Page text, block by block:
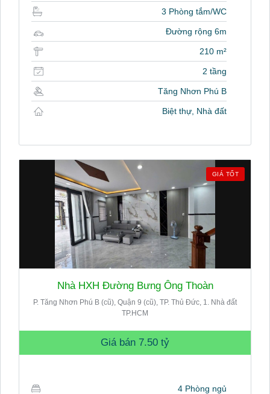
3 Phòng tắm/WC
Đường rộng 6m
210 m²
2 tầng
Tăng Nhơn Phú B
Biệt thự, Nhà đất
GIÁ TỐT
Nhà HXH Đường Bưng Ông Thoàn
P. Tăng Nhơn Phú B (cũ), Quận 9 (cũ), TP. Thủ Đức, 1. Nhà đất
TP.HCM
Giá bán 7.50 tỷ
4 Phòng ngủ